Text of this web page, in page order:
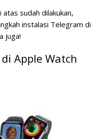
sudah dilakukan,
instalasi Telegram di
juga!
Apple Watch